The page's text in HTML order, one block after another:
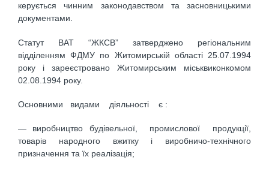
керується чинним законодавством та засновницькими
документами.
Статут ВАТ “ЖКСВ” затверджено регіональним
відділенням ФДМУ по Житомирській області 25.07.1994
року і зареєстровано Житомирським міськвиконкомом
02.08.1994 року.
Основними видами діяльності є :
— виробництво будівельної, промислової продукції,
товарів народного вжитку і виробничо-технічного
призначення та їх реалізація;